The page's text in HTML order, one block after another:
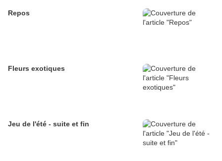
Repos
Fleurs exotiques
Jeu de l'été - suite et fin